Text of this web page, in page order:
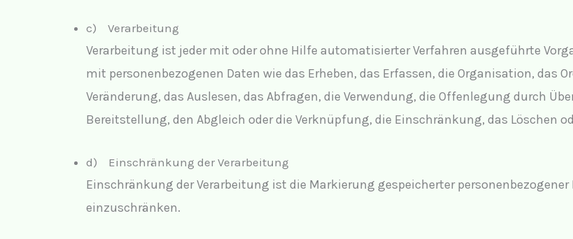
c) Verarbeitung
Verarbeitung ist jeder mit oder ohne Hilfe automatisierter Verfahren ausgeführte
mit personenbezogenen Daten wie das Erheben, das Erfassen, die Organisation, das
Veränderung, das Auslesen, das Abfragen, die Verwendung, die Offenlegung durch
Bereitstellung, den Abgleich oder die Verknüpfung, die Einschränkung, das Löschen
d) Einschränkung der Verarbeitung
Einschränkung der Verarbeitung ist die Markierung gespeicherter
einzuschränken.